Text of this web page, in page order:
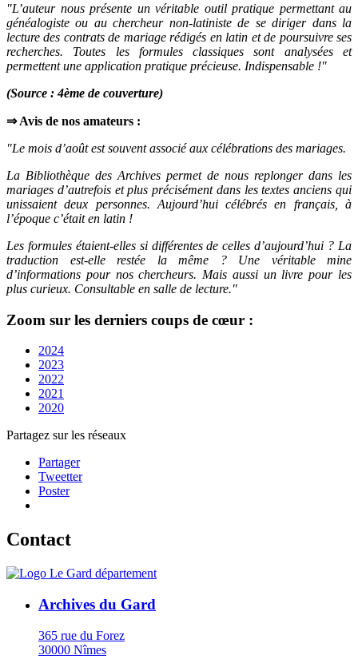
"L’auteur nous présente un véritable outil pratique permettant au
généalogiste ou au chercheur non-latiniste de se diriger dans la
lecture des contrats de mariage rédigés en latin et de poursuivre ses
recherches. Toutes les formules classiques sont analysées et
permettent une application pratique précieuse. Indispensable !"
(Source : 4ème de couverture)
⇒ Avis de nos amateurs :
"Le mois d’août est souvent associé aux célébrations des mariages.
La Bibliothèque des Archives permet de nous replonger dans les
mariages d’autrefois et plus précisément dans les textes anciens qui
unissaient deux personnes. Aujourd’hui célébrés en français, à
l’époque c’était en latin !
Les formules étaient-elles si différentes de celles d’aujourd’hui ? La
traduction est-elle restée la même ? Une véritable mine
d’informations pour nos chercheurs. Mais aussi un livre pour les
plus curieux. Consultable en salle de lecture."
Zoom sur les derniers coups de cœur :
2024
2023
2022
2021
2020
Partagez sur les réseaux
Partager
Tweetter
Poster
Contact
Archives du Gard
365 rue du Forez
30000 Nîmes